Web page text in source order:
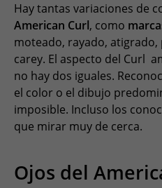
Hay tantas variaciones de
American Curl, como
moteado, rayado,
carey. El aspecto del Curl
no hay dos iguales.
el color o el dibujo
imposible. Incluso los
que mirar muy de cerca.
Ojos del